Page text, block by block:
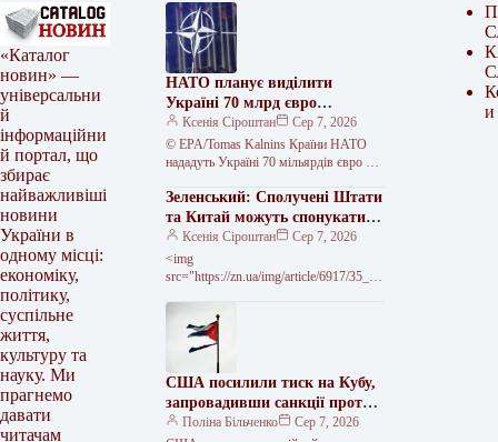
«Каталог
новин» —
універсальни
й
інформаційни
й портал, що
збирає
найважливіші
новини
України в
одному місці:
економіку,
політику,
суспільне
життя,
культуру та
науку. Ми
прагнемо
давати
читачам
НАТО планує виділити
Україні 70 млрд євро
військової допомоги у 2026
році
Ксенія Сіроштан
Сер 7, 2026
© EPA/Tomas Kalnins Країни НАТО
нададуть Україні 70 мільярдів євро на
військового обладнання у 2026 році.…
Зеленський: Сполучені Штати
та Китай можуть спонукати
Росію до миру
Ксенія Сіроштан
Сер 7, 2026
<img
src="https://zn.ua/img/article/6917/35_ma
alt="Зеленський: Вашингтон і Пекін
можуть змусити Москву захотіти
миру" width="630" height="340" ©
Офіс Президента України Президент
Володимир Зеленський…
США посилили тиск на Кубу,
запровадивши санкції проти
фігурантів збройних
Поліна Більченко
Сер 7, 2026
и